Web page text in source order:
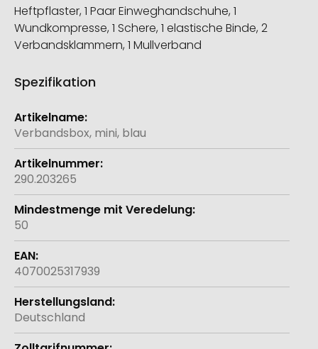
Heftpflaster, 1 Paar Einweghandschuhe, 1
Wundkompresse, 1 Schere, 1 elastische Binde, 2
Verbandsklammern, 1 Mullverband
Spezifikation
Weitere
Informationen
Verbandsbox, mini, blau
290.203265
50
4070025317939
Deutschland